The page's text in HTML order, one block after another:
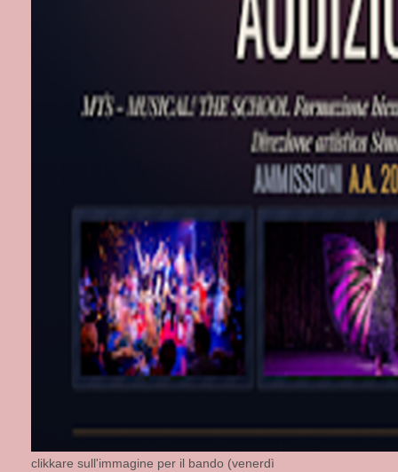
clikkare sull'immagine per il bando (venerdì